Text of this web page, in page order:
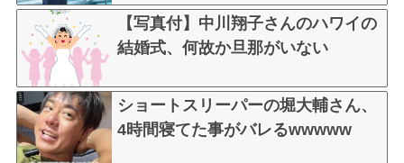
【写真付】中川翔子さんのハワイの
結婚式、何故か旦那がいない
ショートスリーパーの堀大輔さん、
4時間寝てた事がバレるwwwww